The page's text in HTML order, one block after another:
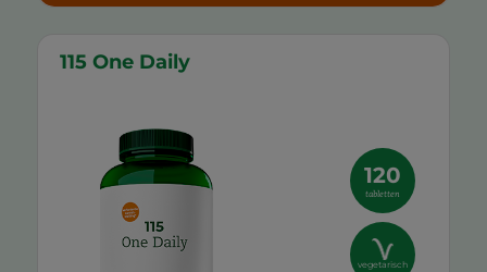
115 One Daily
120
tabletten
vegetarisch